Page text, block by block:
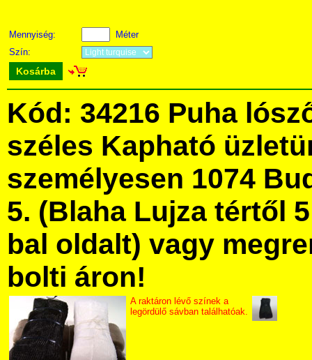
Mennyiség:
Méter
Szín:
Kosárba
Kód: 34216 Puha
széles Kapható
személyesen 1074
5. (Blaha Lujza tértől
bal oldalt) vagy
bolti áron!
A raktáron lévő színek a
legördülő sávban találhatóak.